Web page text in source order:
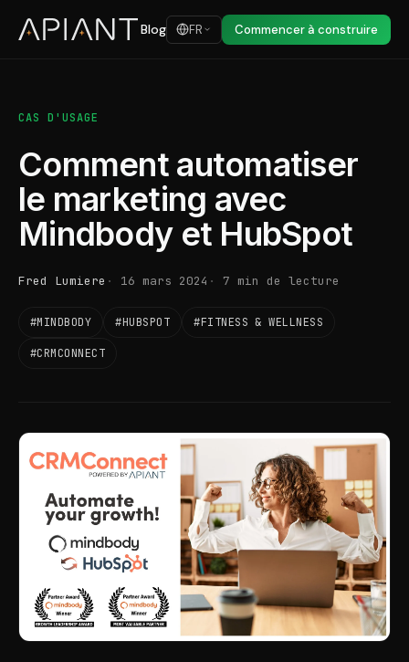
Blog FR Commencer à construire
CAS D'USAGE
Comment automatiser
le marketing avec
Mindbody et HubSpot
Fred Lumiere 16 mars 2024 7 min de lecture
#MINDBODY #HUBSPOT #FITNESS & WELLNESS
#CRMCONNECT